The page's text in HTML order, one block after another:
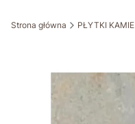
Strona główna PŁYTKI